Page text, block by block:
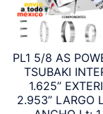
PL1 5/8 AS
TSUBAKI
1.625”
2.953” LARGO